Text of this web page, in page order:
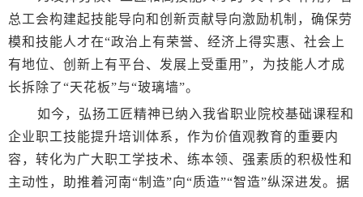
总工会构建起技能导向和创新贡献导向激励机制，确保劳
模和技能人才在“政治上有荣誉、经济上得实惠、社会上
有地位、创新上有平台、发展上受重用”，为技能人才成
长拆除了“天花板”与“玻璃墙”。
如今，弘扬工匠精神已纳入我省职业院校基础课程和
企业职工技能提升培训体系，作为价值观教育的重要内
容，转化为广大职工学技术、练本领、强素质的积极性和
主动性，助推着河南“制造”向“质造”“智造”纵深进发。据